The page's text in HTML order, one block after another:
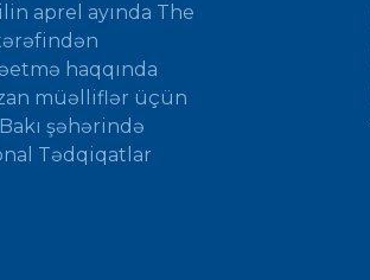
aprel ayında The
haqqında
müəlliflər üçün
şəhərində
Tədqiqatlar